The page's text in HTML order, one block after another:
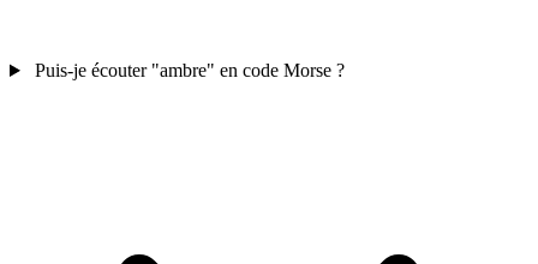
Puis-je écouter "ambre" en code Morse ?